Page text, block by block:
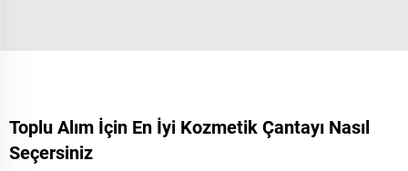
Toplu Alım İçin En İyi Kozmetik Çantayı Nasıl
Seçersiniz